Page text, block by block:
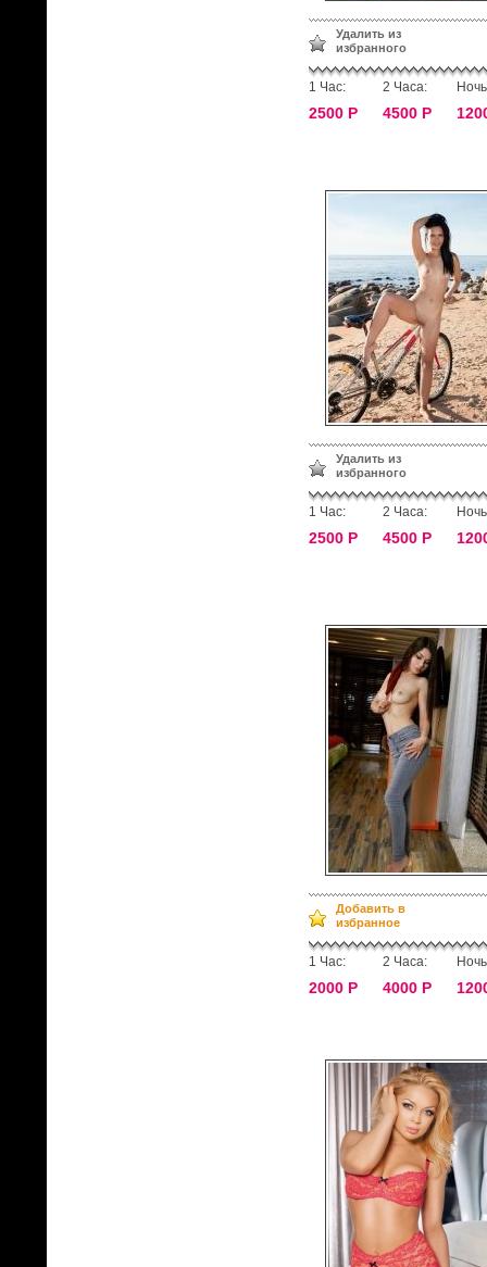
Удалить из
избранного
1 Час:
2500 Р
2 Часа:
4500 Р
Удалить из
избранного
1 Час:
2500 Р
2 Часа:
4500 Р
Добавить в
избранное
1 Час:
2000 Р
2 Часа:
4000 Р